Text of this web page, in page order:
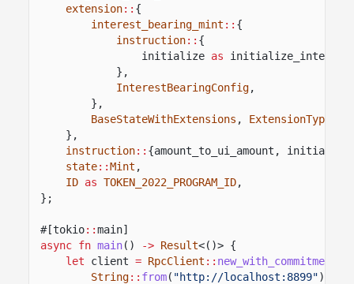
extension:: {
interest_bearing_mint :: {
instruction:: {
initialize as
},
InterestBearingConfig,
},
BaseStateWithExtensions , ExtensionType
},
instruction:: {amount_to_ui_amount,
state::Mint ,
ID as TOKEN_2022_PROGRAM_ID,
};
#[tokio::main]
async fn main() -> Result<()> {
let
client = RpcClient :: new_with_commitment
String:: from( "http://localhost:8899"),